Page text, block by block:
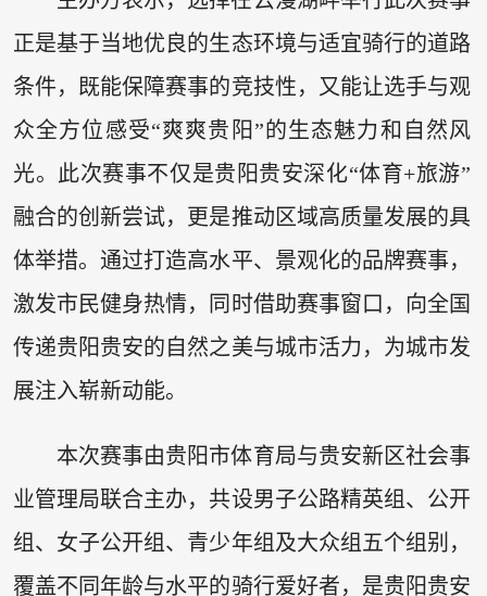
正是基于当地优良的生态环境与适宜骑行的道路
条件，既能保障赛事的竞技性，又能让选手与观
众全方位感受“爽爽贵阳”的生态魅力和自然风
光。此次赛事不仅是贵阳贵安深化“体育+旅游”
融合的创新尝试，更是推动区域高质量发展的具
体举措。通过打造高水平、景观化的品牌赛事，
激发市民健身热情，同时借助赛事窗口，向全国
传递贵阳贵安的自然之美与城市活力，为城市发
展注入崭新动能。
本次赛事由贵阳市体育局与贵安新区社会事
业管理局联合主办，共设男子公路精英组、公开
组、女子公开组、青少年组及大众组五个组别，
覆盖不同年龄与水平的骑行爱好者，是贵阳贵安